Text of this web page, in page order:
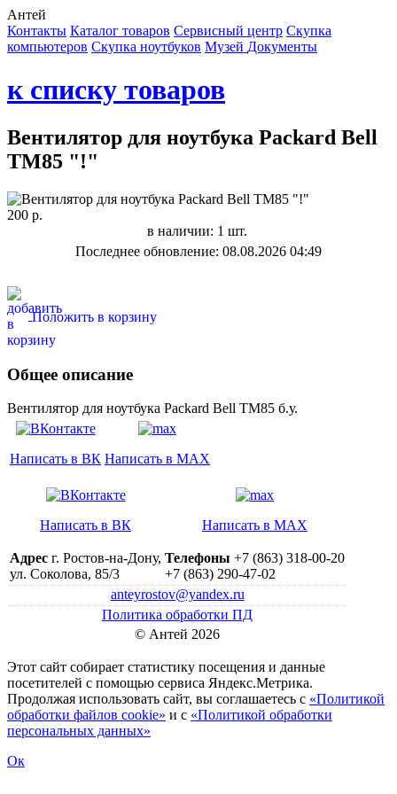
Антей
Контакты Каталог товаров Сервисный центр Cкупка
компьютеров Cкупка ноутбуков Музей Документы
к списку товаров
Вентилятор для ноутбука Packard Bell
TM85 "!"
200 р.
в наличии: 1 шт.
Последнее обновление: 08.08.2026 04:49
Положить в корзину
Общее описание
Вентилятор для ноутбука Packard Bell TM85 б.у.
Написать в ВК Написать в MAX
Написать в ВК Написать в MAX
Адрес г. Ростов-на-Дону,
ул. Соколова, 85/3
Телефоны +7 (863) 318-00-20
+7 (863) 290-47-02
anteyrostov@yandex.ru
Политика обработки ПД
© Антей 2026
Этот сайт собирает статистику посещения и данные
посетителей c помощью сервиса Яндекс.Метрика.
Продолжая использовать сайт, вы соглашаетесь с «Политикой
обработки файлов cookie» и с «Политикой обработки
персональных данных»
Ок